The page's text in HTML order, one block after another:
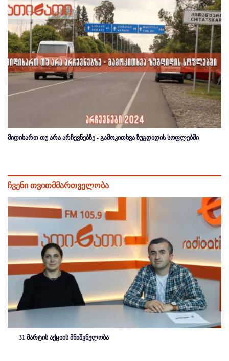
მიდიხართ თუ არა არჩევნებზე - გამოკითხვა ზუგდიდის სოფლებში
ჩვენი თვითმმართველობა
31 მარტის აქციის მნიშვნელობა